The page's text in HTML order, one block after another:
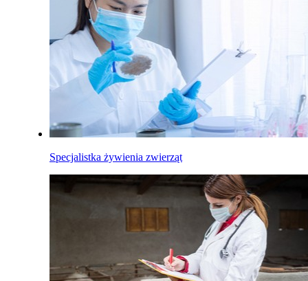
Specjalistka żywienia zwierząt